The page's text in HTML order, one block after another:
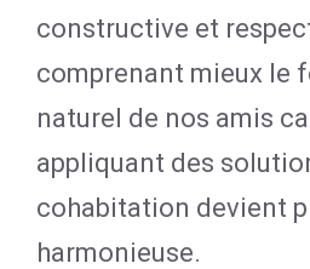
constructive et
comprenant mieux le
naturel de nos amis
appliquant des
cohabitation devient
harmonieuse.